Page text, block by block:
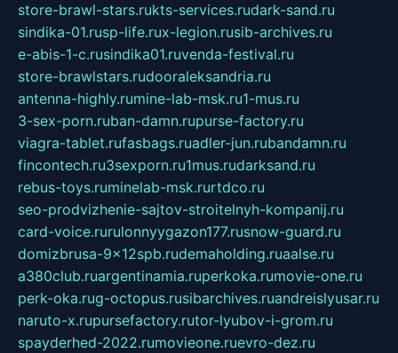
store-brawl-stars.rukts-services.rudark-sand.ru
sindika-01.rusp-life.rux-legion.rusib-archives.ru
e-abis-1-c.rusindika01.ruvenda-festival.ru
store-brawlstars.rudooraleksandria.ru
antenna-highly.rumine-lab-msk.ru1-mus.ru
3-sex-porn.ruban-damn.rupurse-factory.ru
viagra-tablet.rufasbags.ruadler-jun.rubandamn.ru
fincontech.ru3sexporn.ru1mus.rudarksand.ru
rebus-toys.ruminelab-msk.rurtdco.ru
seo-prodvizhenie-sajtov-stroitelnyh-kompanij.ru
card-voice.rurulonnyygazon177.rusnow-guard.ru
domizbrusa-9x12spb.rudemaholding.ruaalse.ru
a380club.ruargentinamia.ruperkoka.rumovie-one.ru
perk-oka.rug-octopus.rusibarchives.ruandreislyusar.ru
naruto-x.rupursefactory.rutor-lyubov-i-grom.ru
spayderhed-2022.rumovieone.ruevro-dez.ru